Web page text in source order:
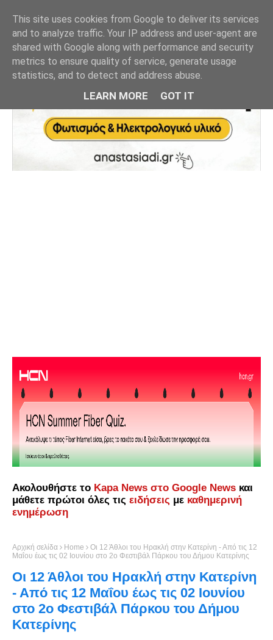
Ακολουθήστε το Kapa News στο Google News και
μάθετε πρώτοι όλες τις ειδήσεις με καθημερινή
ενημέρωση
Αρχική σελίδα Home
Οι 12 Άθλοι του Ηρακλή στην Κατερίνη - Από τις 12
Μαΐου έως τις 02 Ιουνίου στο 2ο Φεστιβάλ Πάρκου του Δήμου Κατερίνης
Οι 12 Άθλοι του Ηρακλή στην Κατερίνη
- Από τις 12 Μαΐου έως τις 02 Ιουνίου
στο 2ο Φεστιβάλ Πάρκου του Δήμου
Κατερίνης
This site uses cookies from Google to deliver its services
and to analyze traffic. Your IP address and user-agent are
shared with Google along with performance and security
metrics to ensure quality of service, generate usage
statistics, and to detect and address abuse.
LEARN MORE GOT IT